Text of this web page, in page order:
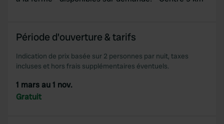
Période d'ouverture & tarifs
Indication de prix basée sur 2 personnes par nuit, taxes
incluses et hors frais supplémentaires éventuels.
1 mars au 1 nov.
Gratuit